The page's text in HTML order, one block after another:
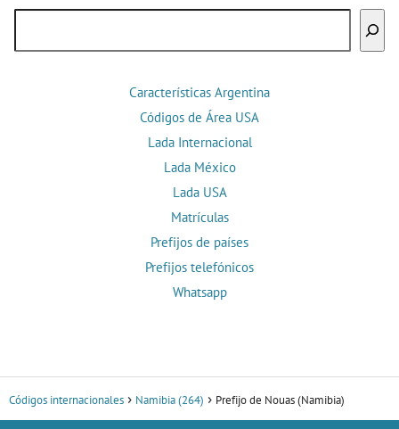
Características Argentina
Códigos de Área USA
Lada Internacional
Lada México
Lada USA
Matrículas
Prefijos de países
Prefijos telefónicos
Whatsapp
Códigos internacionales Namibia (264) Prefijo de Nouas (Namibia)